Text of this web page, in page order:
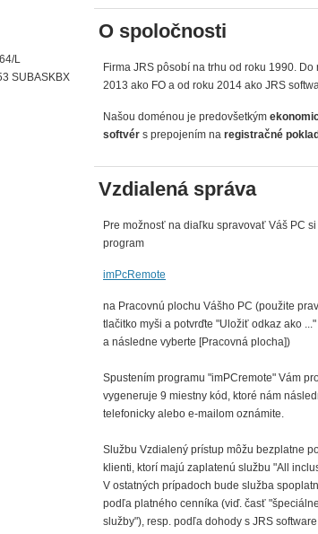
L
SUBASKBX
O spoločnosti
Firma JRS pôsobí na trhu od roku 1990. Do
2013 ako FO a od roku 2014 ako JRS
Našou doménou je predovšetkým
softvér s prepojením na registračné
Vzdialená správa
Pre možnosť na diaľku spravovať Váš PC si
program
imPcRemote
na Pracovnú plochu Vášho PC (použite
tlačitko myši a potvrďte "Uložiť odkaz ako ..."
a následne vyberte [Pracovná plocha])
Spustením programu "imPCremote" Vám
vygeneruje 9 miestny kód, ktoré nám
telefonicky alebo e-mailom oznámite.
Službu Vzdialený prístup môžu bezplatne
klienti, ktorí majú zaplatenú službu "All
V ostatných prípadoch bude služba
podľa platného cenníka (viď. časť "špeciálne
služby"), resp. podľa dohody s JRS software